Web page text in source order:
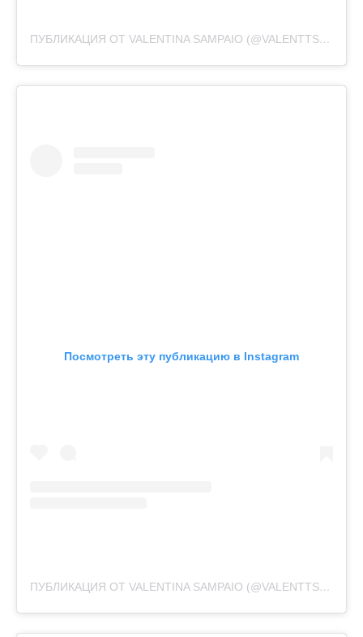
ПУБЛИКАЦИЯ ОТ VALENTINA SAMPAIO (@VALENTTS)
Посмотреть эту публикацию в Instagram
ПУБЛИКАЦИЯ ОТ VALENTINA SAMPAIO (@VALENTTS)